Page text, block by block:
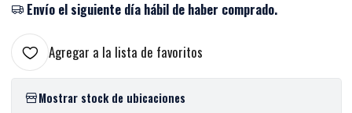
Envío el siguiente día hábil de haber comprado.
Agregar a la lista de favoritos
Mostrar stock de ubicaciones